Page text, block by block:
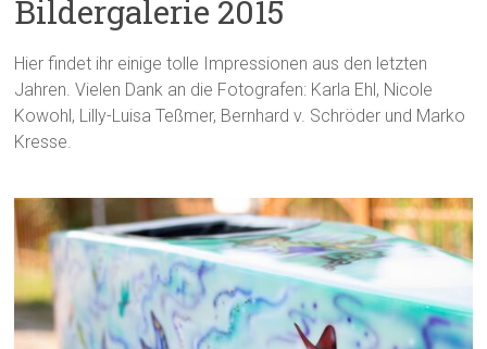
Bildergalerie 2015
Hier findet ihr einige tolle Impressionen aus den letzten
Jahren. Vielen Dank an die Fotografen: Karla Ehl, Nicole
Kowohl, Lilly-Luisa Teßmer, Bernhard v. Schröder und Marko
Kresse.